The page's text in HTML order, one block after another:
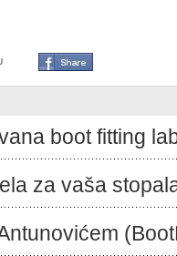
boot fitting
za vaša